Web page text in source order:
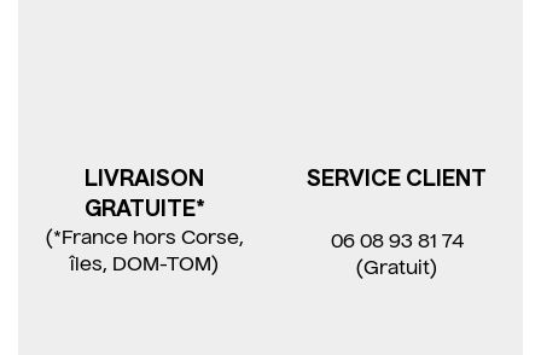
LIVRAISON
GRATUITE*
(*France hors Corse,
îles, DOM-TOM)
SERVICE CLIENT
06 08 93 81 74
(Gratuit)